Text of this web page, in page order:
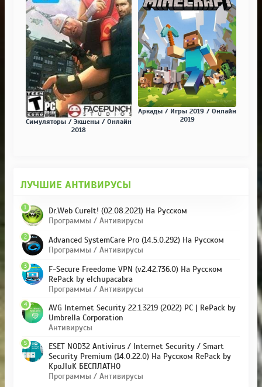
Симуляторы / Экшены / Онлайн
2018
Аркады / Игры 2019 / Онлайн
2019
ЛУЧШИЕ АНТИВИРУСЫ
Dr.Web CureIt! (02.08.2021) На Русском
Программы / Антивирусы
1
Advanced SystemCare Pro (14.5.0.292) На Русском
Программы / Антивирусы
2
F-Secure Freedome VPN (v2.42.736.0) На Русском
RePack by elchupacabra
Программы / Антивирусы
3
AVG Internet Security 22.1.3219 (2022) PC | RePack by
Umbrella Corporation
Антивирусы
4
ESET NOD32 Antivirus / Internet Security / Smart
Security Premium (14.0.22.0) На Русском RePack by
KpoJIuK БЕСПЛАТНО
Программы / Антивирусы
5